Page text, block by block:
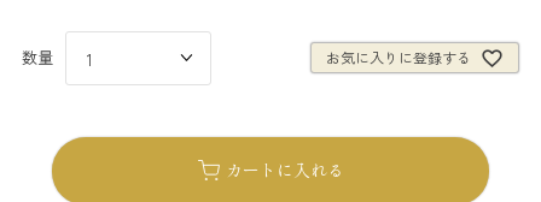
お気に入りに登録する
カートに入れる